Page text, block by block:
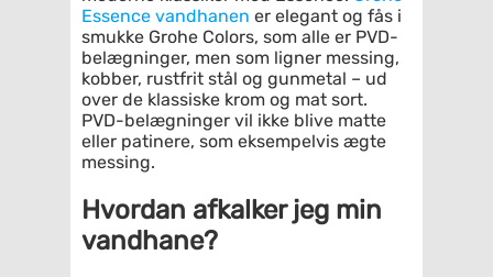
Essence vandhanen er elegant og fås i
smukke Grohe Colors, som alle er PVD-
belægninger, men som ligner messing,
kobber, rustfrit stål og gunmetal – ud
over de klassiske krom og mat sort.
PVD-belægninger vil ikke blive matte
eller patinere, som eksempelvis ægte
messing.
Hvordan afkalker jeg min
vandhane?